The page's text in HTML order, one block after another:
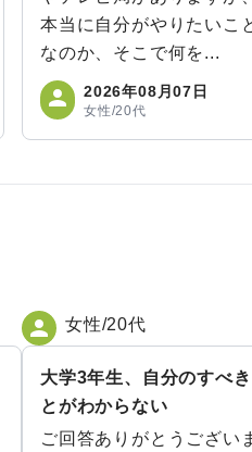
本当に自分がやりたいこ
なのか、そこで何を...
2026年08月07日
女性/20代
女性/20代
大学3年生、自分のすべき
とがわからない
ご回答ありがとうござい